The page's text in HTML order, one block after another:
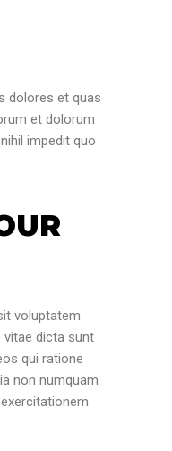
dolores et quas
et dolorum
impedit quo
voluptatem
vitae dicta sunt
qui ratione
non numquam